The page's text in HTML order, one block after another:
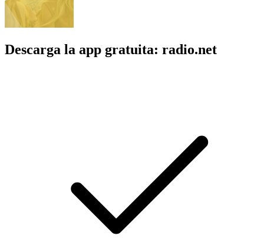
Descarga la app gratuita: radio.net